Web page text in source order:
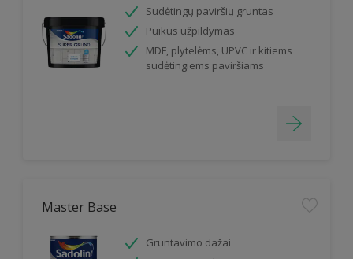
Sudėtingų paviršių gruntas
Puikus užpildymas
MDF, plytelėms, UPVC ir kitiems
sudėtingiems paviršiams
Master Base
Gruntavimo dažai